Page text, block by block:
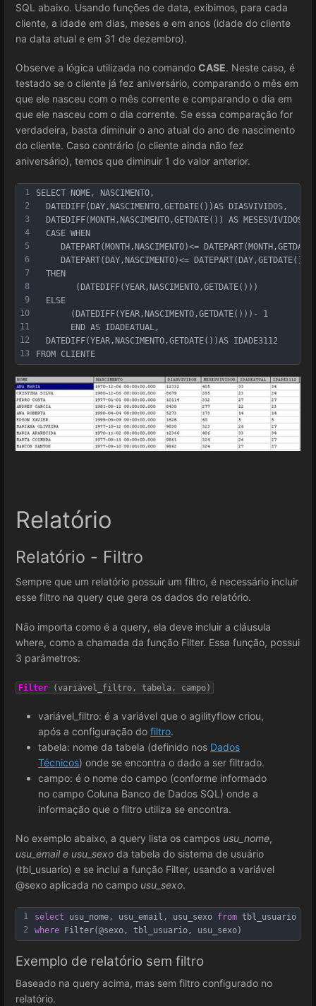
SQL abaixo. Usando funções de data, exibimos, para cada
cliente, a idade em dias, meses e em anos (idade do cliente
na data atual e em 31 de dezembro).
Observe a lógica utilizada no comando CASE. Neste caso, é
testado se o cliente já fez aniversário, comparando o mês em
que ele nasceu com o mês corrente e comparando o dia em
que ele nasceu com o dia corrente. Se essa comparação for
verdadeira, basta diminuir o ano atual do ano de nascimento
do cliente. Caso contrário (o cliente ainda não fez
aniversário), temos que diminuir 1 do valor anterior.
1
2
3
4
5
6
7
8
9
10
11
12
13
SELECT NOME, NASCIMENTO,
  DATEDIFF(DAY,NASCIMENTO,GETDATE())AS DIASVIVIDOS,
  DATEDIFF(MONTH,NASCIMENTO,GETDATE()) AS MESESVIVIDOS,
  CASE WHEN
DATEPART(MONTH,NASCIMENTO)<=
     DATEPART(DAY,NASCIMENTO)<= DATEPART(DAY,GETDATE())
  THEN
        (DATEDIFF(YEAR,NASCIMENTO,GETDATE()))
  ELSE
       (DATEDIFF(YEAR,NASCIMENTO,GETDATE()))- 1
       END AS IDADEATUAL,
  DATEDIFF(YEAR,NASCIMENTO,GETDATE())AS IDADE3112
FROM CLIENTE
Relatório
Relatório - Filtro
Sempre que um relatório possuir um filtro, é necessário incluir
esse filtro na query que gera os dados do relatório.
Não importa como é a query, ela deve incluir a cláusula
where, como a chamada da função Filter. Essa função, possui
3 parâmetros:
Filter (variável_filtro, tabela, campo)
variável_filtro: é a variável que o agilityflow criou,
após a configuração do filtro.
tabela: nome da tabela (definido nos Dados
Técnicos) onde se encontra o dado a ser filtrado.
campo: é o nome do campo (conforme informado
no campo Coluna Banco de Dados SQL) onde a
informação que o filtro utiliza se encontra.
No exemplo abaixo, a query lista os campos usu_nome,
usu_email e usu_sexo da tabela do sistema de usuário
(tbl_usuario) e se inclui a função Filter, usando a variável
@sexo aplicada no campo usu_sexo.
1
2
select usu_nome, usu_email, usu_sexo from tbl_usuario
where Filter(@sexo, tbl_usuario, usu_sexo)
Exemplo de relatório sem filtro
Baseado na query acima, mas sem filtro configurado no
relatório.